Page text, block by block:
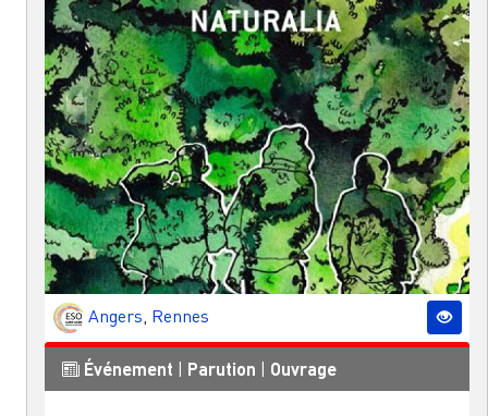
Angers, Rennes
Événement Parution Ouvrage